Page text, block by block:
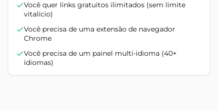
Você quer links gratuitos ilimitados (sem limite
vitalício)
Você precisa de uma extensão de navegador
Chrome
Você precisa de um painel multi-idioma (40+
idiomas)